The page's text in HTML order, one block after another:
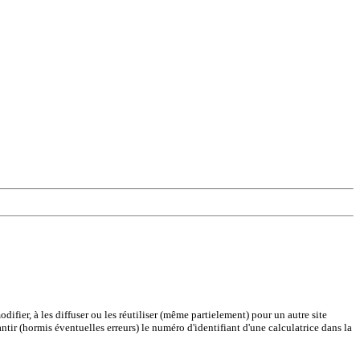
à les diffuser ou les réutiliser (même partielement) pour un autre site
(hormis éventuelles erreurs) le numéro d'identifiant d'une calculatrice dans la